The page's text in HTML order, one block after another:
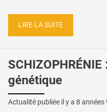
LIRE LA SUITE
génétique
Actualité publiée il y a 8 années